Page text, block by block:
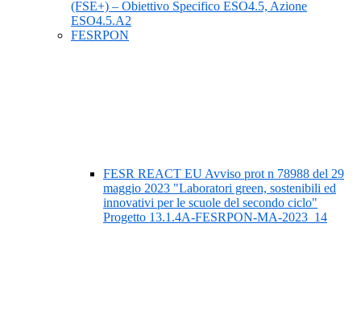
(FSE+) – Obiettivo Specifico ESO4.5, Azione
ESO4.5.A2
FESRPON
FESR REACT EU Avviso prot n 78988 del 29
maggio 2023 "Laboratori green, sostenibili ed
innovativi per le scuole del secondo ciclo"
Progetto 13.1.4A-FESRPON-MA-2023_14